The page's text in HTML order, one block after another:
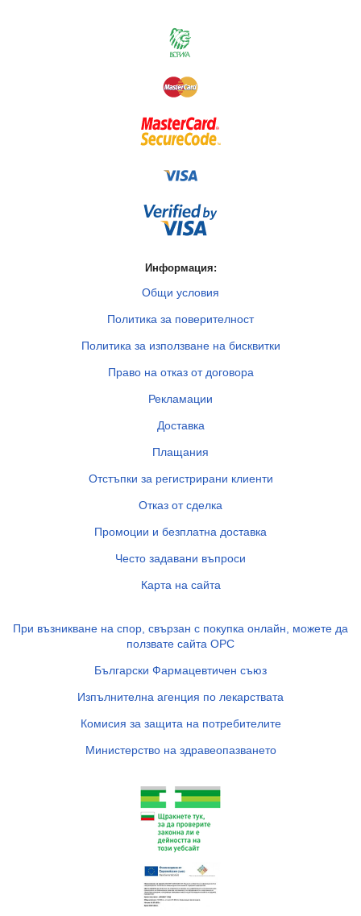
Информация:
Общи условия
Политика за поверителност
Политика за използване на бисквитки
Право на отказ от договора
Рекламации
Доставка
Плащания
Отстъпки за регистрирани клиенти
Отказ от сделка
Промоции и безплатна доставка
Често задавани въпроси
Карта на сайта
При възникване на спор, свързан с покупка онлайн, можете да
ползвате сайта ОРС
Български Фармацевтичен съюз
Изпълнителна агенция по лекарствата
Комисия за защита на потребителите
Министерство на здравеопазването